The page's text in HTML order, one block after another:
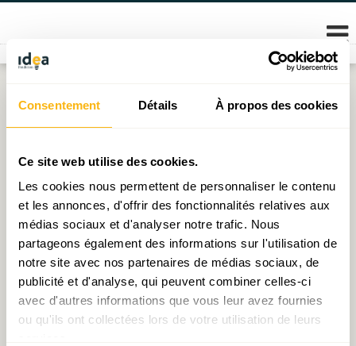
Consentement Détails À propos des cookies
Ce site web utilise des cookies.
Les cookies nous permettent de personnaliser le contenu
et les annonces, d'offrir des fonctionnalités relatives aux
médias sociaux et d'analyser notre trafic. Nous
partageons également des informations sur l'utilisation de
notre site avec nos partenaires de médias sociaux, de
publicité et d'analyse, qui peuvent combiner celles-ci
avec d'autres informations que vous leur avez fournies
ou qu'ils ont collectées lors de votre utilisation de leurs
Skip
content
Preview
Écrit par , le 14.07.2025
Sorry, you are not allowed to access this page.
Écrit par
le 14.07.2025